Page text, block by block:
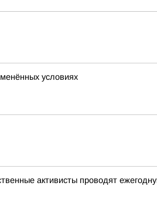
условиях
активисты проводят